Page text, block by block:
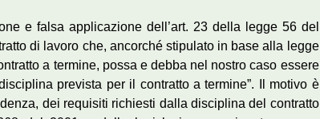
e falsa applicazione dell’art. 23 della legge 56 del
di lavoro che, ancorché stipulato in base alla legge
a termine, possa e debba nel nostro caso essere
prevista per il contratto a termine”. Il motivo è
dei requisiti richiesti dalla disciplina del contratto